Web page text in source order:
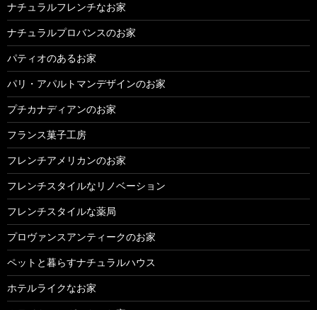
ナチュラルフレンチなお家
ナチュラルプロバンスのお家
パティオのあるお家
パリ・アパルトマンデザインのお家
プチカナディアンのお家
フランス菓子工房
フレンチアメリカンのお家
フレンチスタイルなリノベーション
フレンチスタイルな薬局
プロヴァンスアンティークのお家
ペットと暮らすナチュラルハウス
ホテルライクなお家